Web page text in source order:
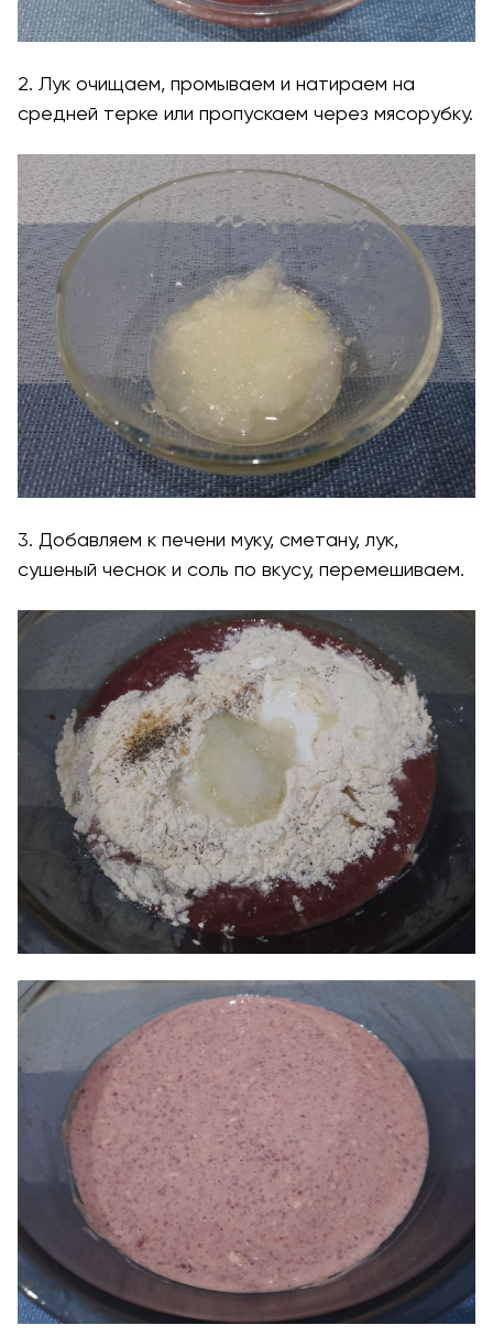
2. Лук очищаем, промываем и натираем на
средней терке или пропускаем через мясорубку.
3. Добавляем к печени муку, сметану, лук,
сушеный чеснок и соль по вкусу, перемешиваем.